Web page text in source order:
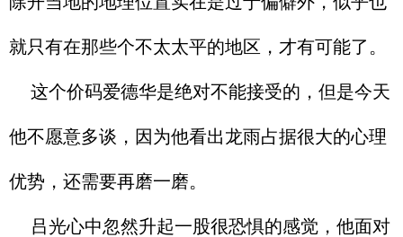
就只有在那些个不太太平的地区，才有可能了。
这个价码爱德华是绝对不能接受的，但是今天
他不愿意多谈，因为他看出龙雨占据很大的心理
优势，还需要再磨一磨。
吕光心中忽然升起一股很恐惧的感觉，他面对